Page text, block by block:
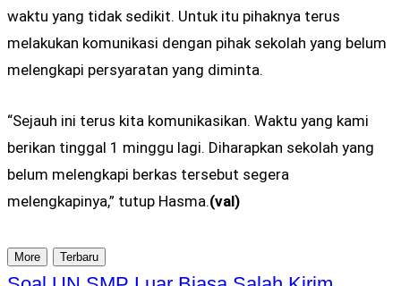
waktu yang tidak sedikit. Untuk itu pihaknya terus
melakukan komunikasi dengan pihak sekolah yang belum
melengkapi persyaratan yang diminta.
“Sejauh ini terus kita komunikasikan. Waktu yang kami
berikan tinggal 1 minggu lagi. Diharapkan sekolah yang
belum melengkapi berkas tersebut segera
melengkapinya,” tutup Hasma.(val)
More Terbaru